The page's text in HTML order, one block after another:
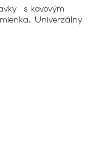
s kovovým
Univerzálny